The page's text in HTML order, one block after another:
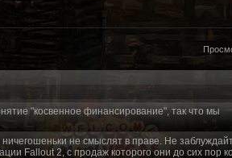
"косвенное финансирование", так что мы
не смыслят в праве. Не
Fallout 2, с продаж которого они до сих пор